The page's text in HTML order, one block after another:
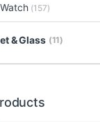
(157)
& Glass (11)